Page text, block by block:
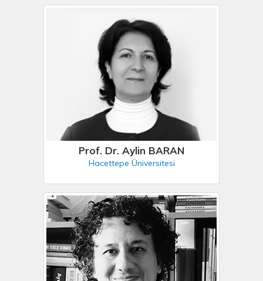
Prof. Dr. Aylin BARAN
Hacettepe Üniversitesi